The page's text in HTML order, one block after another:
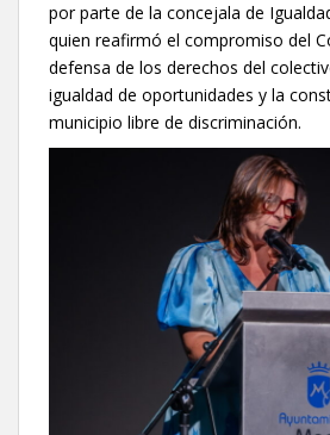
por parte de la concejala de
quien reafirmó el compromiso del
defensa de los derechos del
igualdad de oportunidades y la
municipio libre de discriminación.